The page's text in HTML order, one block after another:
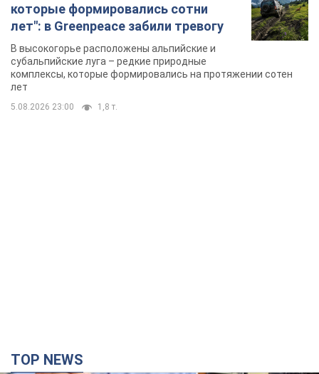
которые формировались сотни
лет": в Greenpeace забили тревогу
В высокогорье расположены альпийские и
субальпийские луга – редкие природные
комплексы, которые формировались на протяжении сотен
лет
5.08.2026 23:00 1,8 т.
TOP NEWS